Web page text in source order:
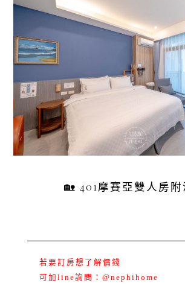
🏡 401摩賽亞雙人房附
​若要訂房想了解價錢
可加line詢問：@nephihome